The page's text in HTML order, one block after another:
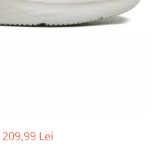
209,99 Lei